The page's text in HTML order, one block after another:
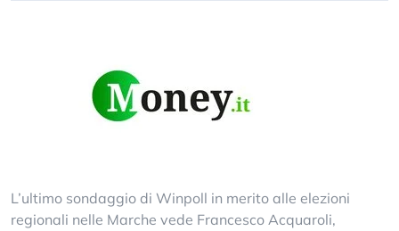
L’ultimo sondaggio di Winpoll in merito alle elezioni
regionali nelle Marche vede Francesco Acquaroli,